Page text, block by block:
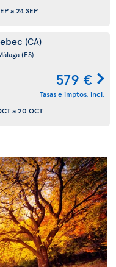
a24 SEP
(CA)
(ES)
579 €
Tasas e imptos. incl.
a20 OCT